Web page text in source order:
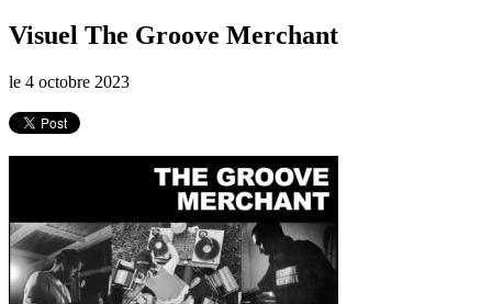
Visuel The Groove Merchant
le 4 octobre 2023